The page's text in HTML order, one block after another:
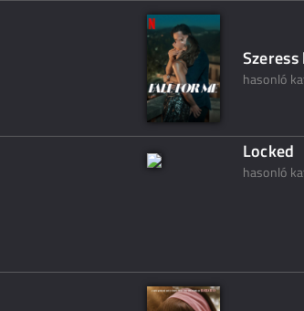
hasonló
Locked
hasonló